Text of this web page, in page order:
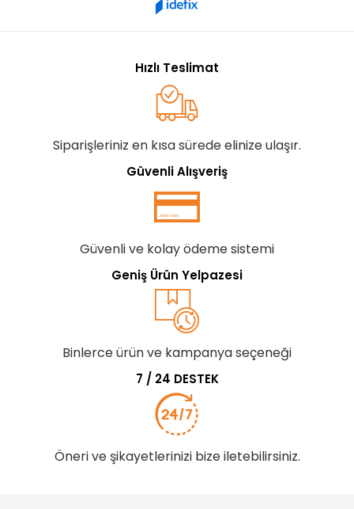
Hızlı Teslimat
Siparişleriniz en kısa sürede elinize ulaşır.
Güvenli Alışveriş
Güvenli ve kolay ödeme sistemi
Geniş Ürün Yelpazesi
Binlerce ürün ve kampanya seçeneği
7 / 24 DESTEK
Öneri ve şikayetlerinizi bize iletebilirsiniz.